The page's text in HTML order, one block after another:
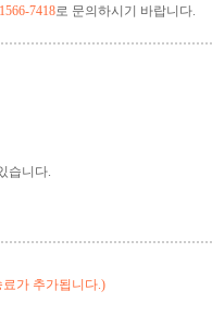
7418로 문의하시기 바랍니다.
습니다.
가 추가됩니다.)